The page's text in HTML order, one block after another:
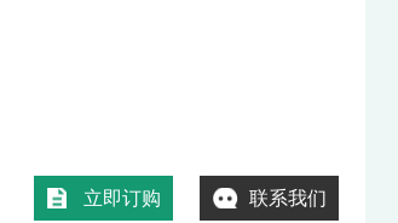
立即订购 联系我们